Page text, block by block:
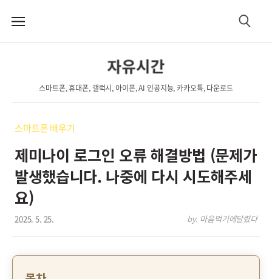
메
검
자유시간
스마트폰, 휴대폰, 갤럭시, 아이폰, AI 인공지능, 카카오톡, 다운로드
스마트폰 배우기
제미나이 로그인 오류 해결방법 (문제가
발생했습니다. 나중에 다시 시도해주세
요)
2025. 5. 25. by. 마음먹기에달렸다